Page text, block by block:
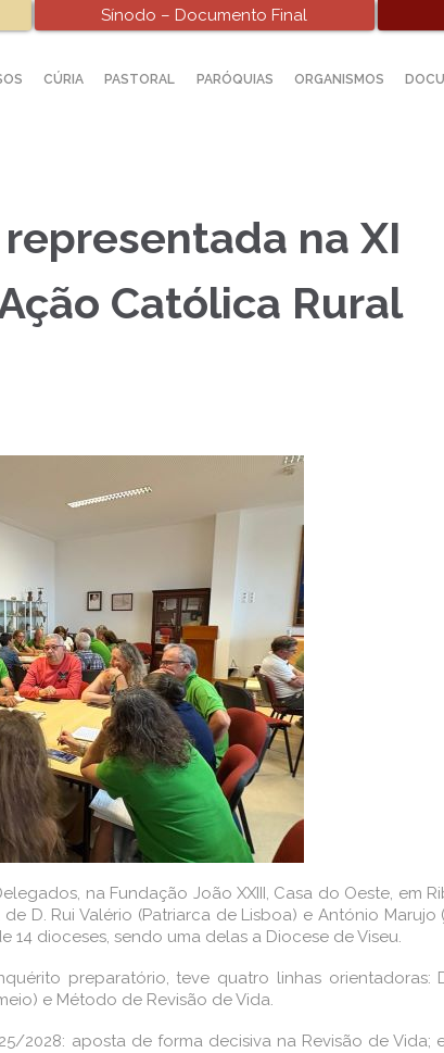
Sínodo – Documento Final
CÚRIA PASTORAL PARÓQUIAS ORGANISMOS
na XI
Católica Rural
na Fundação João XXIII, Casa do Oeste, em
D. Rui Valério (Patriarca de Lisboa) e António Marujo
dioceses, sendo uma delas a Diocese de Viseu.
preparatório, teve quatro linhas orientadoras:
e Método de Revisão de Vida.
2028: aposta de forma decisiva na Revisão de Vida;